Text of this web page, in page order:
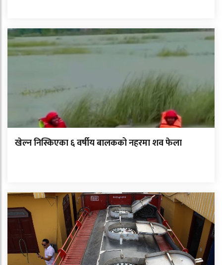
खेल्न निस्किएका ६ वर्षीय बालकको नहरमा शव फेला